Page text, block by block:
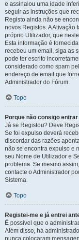
e assinalou uma idade
seguir as instruções que
Registo ainda não se
novos Registos. A Ativação
próprio Utilizador, que
Esta informação é
recebeu um email, siga as
pode ter escrito
considerado como spam
endereço de email que
Administrador do Fórum.
Topo
Porque não consigo
Já se Registou? Deve
Se foi expulso deverá
discordar das razões
não se encontra expulso e
seu Nome de Utilizador e
problema. Se mesmo
contacte o Administrador
Sistema.
Topo
Registei-me e já entrei
É possível que o
Além disso, há
nunca colocaram